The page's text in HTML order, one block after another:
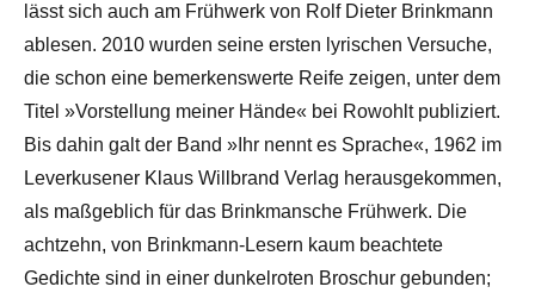
lässt sich auch am Frühwerk von Rolf Dieter Brinkmann
ablesen. 2010 wurden seine ersten lyrischen Versuche,
die schon eine bemerkenswerte Reife zeigen, unter dem
Titel »Vorstellung meiner Hände« bei Rowohlt publiziert.
Bis dahin galt der Band »Ihr nennt es Sprache«, 1962 im
Leverkusener Klaus Willbrand Verlag herausgekommen,
als maßgeblich für das Brinkmansche Frühwerk. Die
achtzehn, von Brinkmann-Lesern kaum beachtete
Gedichte sind in einer dunkelroten Broschur gebunden;